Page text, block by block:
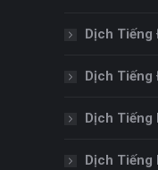
Dịch Tiếng
Dịch Tiếng
Dịch Tiếng
Dịch Tiếng